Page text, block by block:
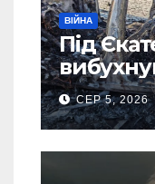
ВІЙНА
Під
голови
– перші
СЕР 5, 2026